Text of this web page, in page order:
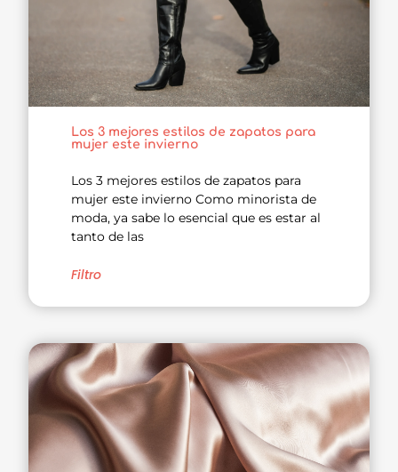
Los 3 mejores estilos de zapatos para
mujer este invierno
Los 3 mejores estilos de zapatos para
mujer este invierno Como minorista de
moda, ya sabe lo esencial que es estar al
tanto de las
Filtro